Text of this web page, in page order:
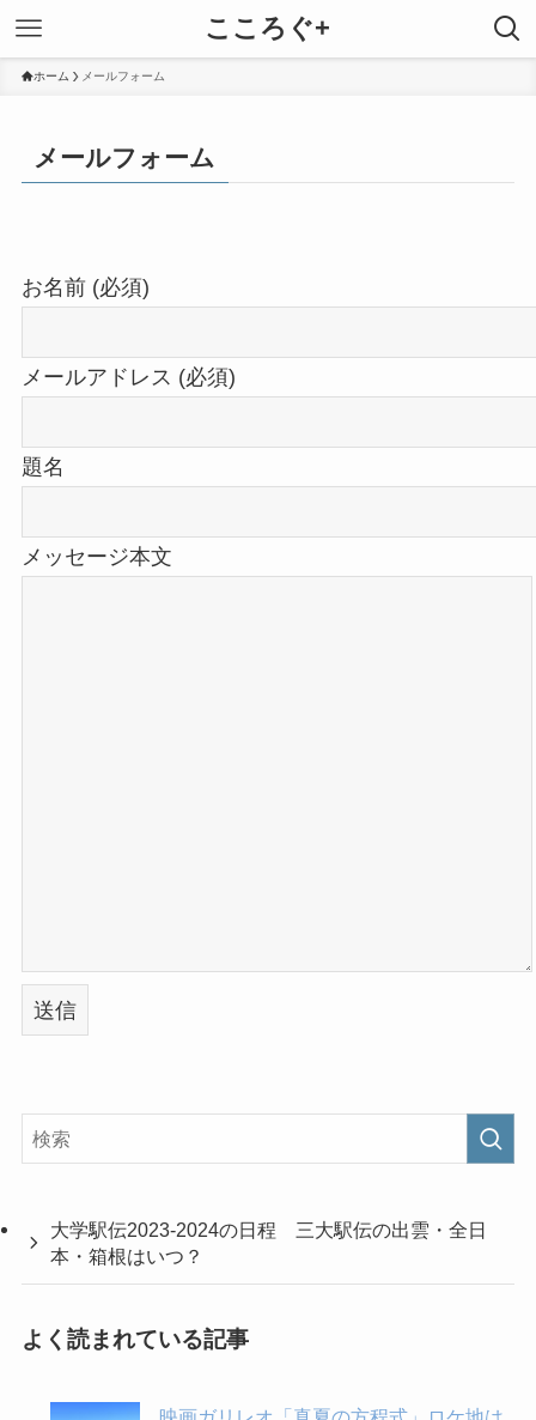
こころぐ+
ホーム メールフォーム
メールフォーム
お名前 (必須)
メールアドレス (必須)
題名
メッセージ本文
大学駅伝2023-2024の日程 三大駅伝の出雲・全日
本・箱根はいつ？
よく読まれている記事